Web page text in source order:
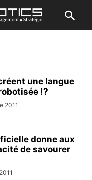
une langue
!?
2011
donne aux
de savourer